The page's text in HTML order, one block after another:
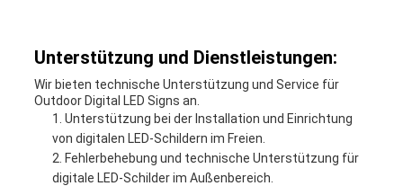
Unterstützung und Dienstleistungen:
Wir bieten technische Unterstützung und Service für
Outdoor Digital LED Signs an.
Unterstützung bei der Installation und Einrichtung
von digitalen LED-Schildern im Freien.
Fehlerbehebung und technische Unterstützung für
digitale LED-Schilder im Außenbereich.